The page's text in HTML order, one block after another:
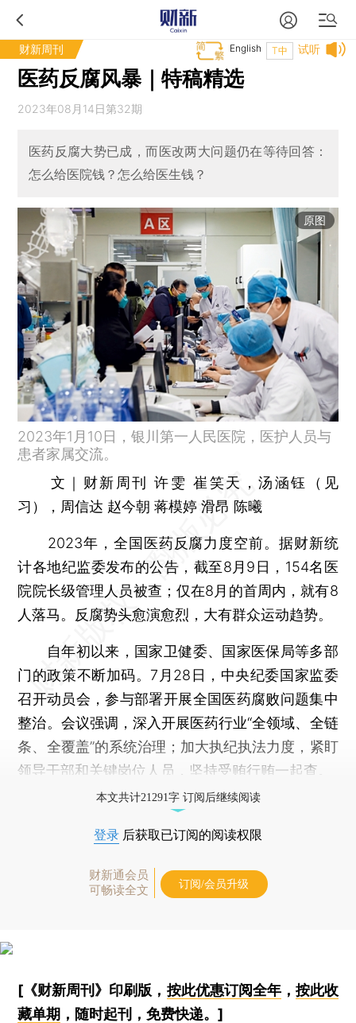
财新周刊 试听
T中
English
医药反腐风暴｜特稿精选
2023年08月14日第32期
医药反腐大势已成，而医改两大问题仍在等待回答：
怎么给医院钱？怎么给医生钱？
原图
2023年1月10日，银川第一人民医院，医护人员与
患者家属交流。
文｜财新周刊 许雯 崔笑天，汤涵钰（见
习），周信达 赵今朝 蒋模婷 滑昂 陈曦
2023年，全国医药反腐力度空前。据财新统
计各地纪监委发布的公告，截至8月9日，154名医
院院长级管理人员被查；仅在8月的首周内，就有8
人落马。反腐势头愈演愈烈，大有群众运动趋势。
自年初以来，国家卫健委、国家医保局等多部
门的政策不断加码。7月28日，中央纪委国家监委
召开动员会，参与部署开展全国医药腐败问题集中
整治。会议强调，深入开展医药行业“全领域、全链
条、全覆盖”的系统治理；加大执纪执法力度，紧盯
领导干部和关键岗位人员，坚持受贿行贿一起查。
本文共计21291字 订阅后继续阅读
登录 后获取已订阅的阅读权限
财新通会员
可畅读全文
订阅/会员升级
[《财新周刊》印刷版， 按此优惠订阅全年， 按此收
藏单期 ，随时起刊，免费快递。]